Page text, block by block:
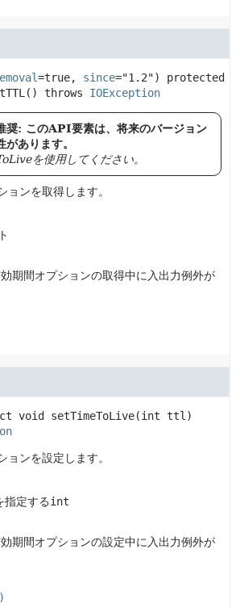
=true, since="1.2") protected
() throws IOException
奨: このAPI要素は、将来のバージョン
あります。
を使用してください。
ンを取得します。
期間オプションの取得中に入出力例外が
void setTimeToLive(int ttl)
ンを設定します。
定するint
期間オプションの設定中に入出力例外が